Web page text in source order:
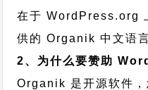
在于 WordPress.org
供的 Organik 中文语
2、为什么要赞助
Organik 是开源软件，